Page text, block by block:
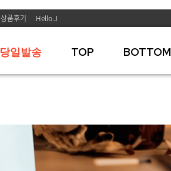
상품후기 Hello.J
당일발송 TOP BOTTOM